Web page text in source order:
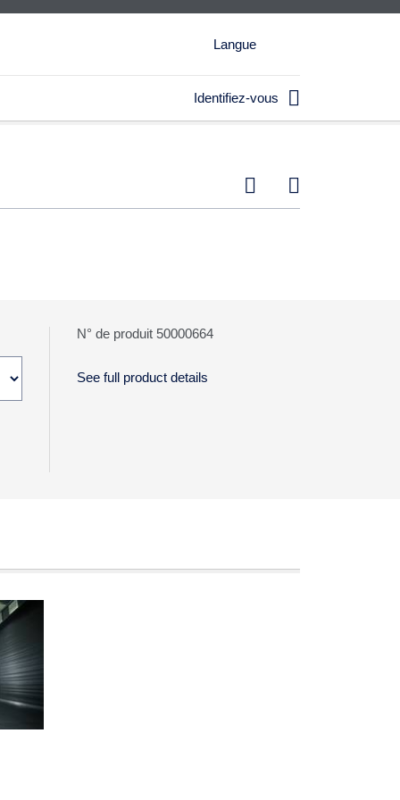
Langue
Identifiez-vous 
 
N° de produit 50000664
See full product details